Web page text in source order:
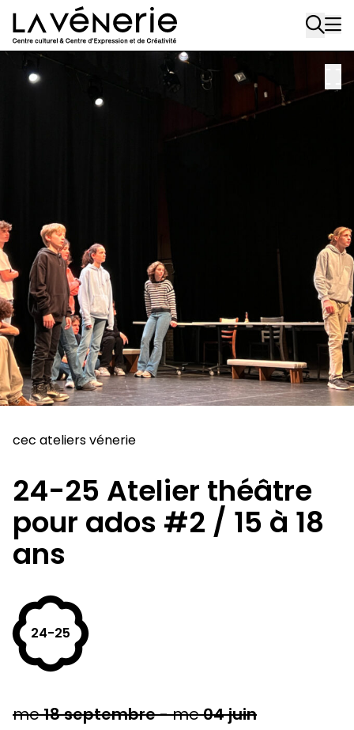
Aller au contenu principal
cec ateliers vénerie
24-25 Atelier théâtre
pour ados #2 / 15 à 18
ans
24-25
me18septembre-me04juin